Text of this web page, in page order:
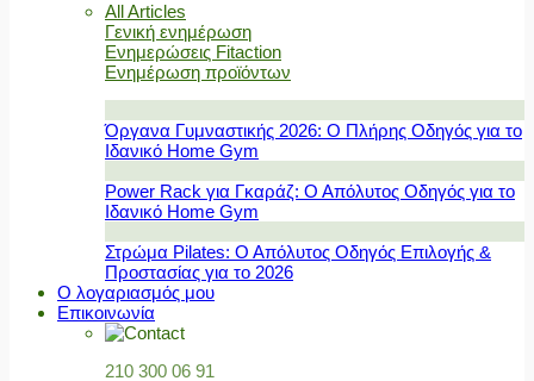
All Articles
Γενική ενημέρωση
Ενημερώσεις Fitaction
Ενημέρωση προϊόντων
Όργανα Γυμναστικής 2026: Ο Πλήρης Οδηγός για το
Ιδανικό Home Gym
Power Rack για Γκαράζ: Ο Απόλυτος Οδηγός για το
Ιδανικό Home Gym
Στρώμα Pilates: Ο Απόλυτος Οδηγός Επιλογής &
Προστασίας για το 2026
Ο λογαριασμός μου
Επικοινωνία
210 300 06 91